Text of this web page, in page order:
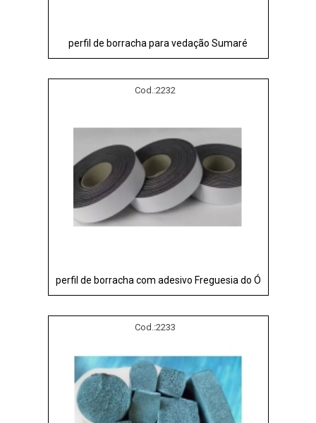
perfil de borracha para vedação Sumaré
Cod.:2232
perfil de borracha com adesivo Freguesia do Ó
Cod.:2233